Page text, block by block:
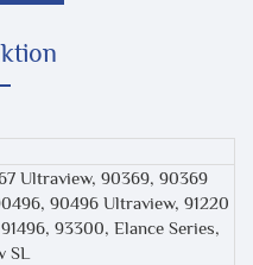
Ultraview, 90369, 90369
90496 Ultraview, 91220
93300, Elance Series,
SL